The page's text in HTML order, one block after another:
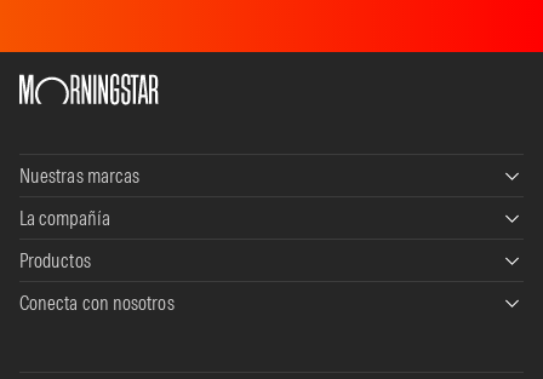
Nuestras marcas
Morningstar Data+Analytics
La compañía
Our story
Productos
Morningstar Direct
Conecta con nosotros